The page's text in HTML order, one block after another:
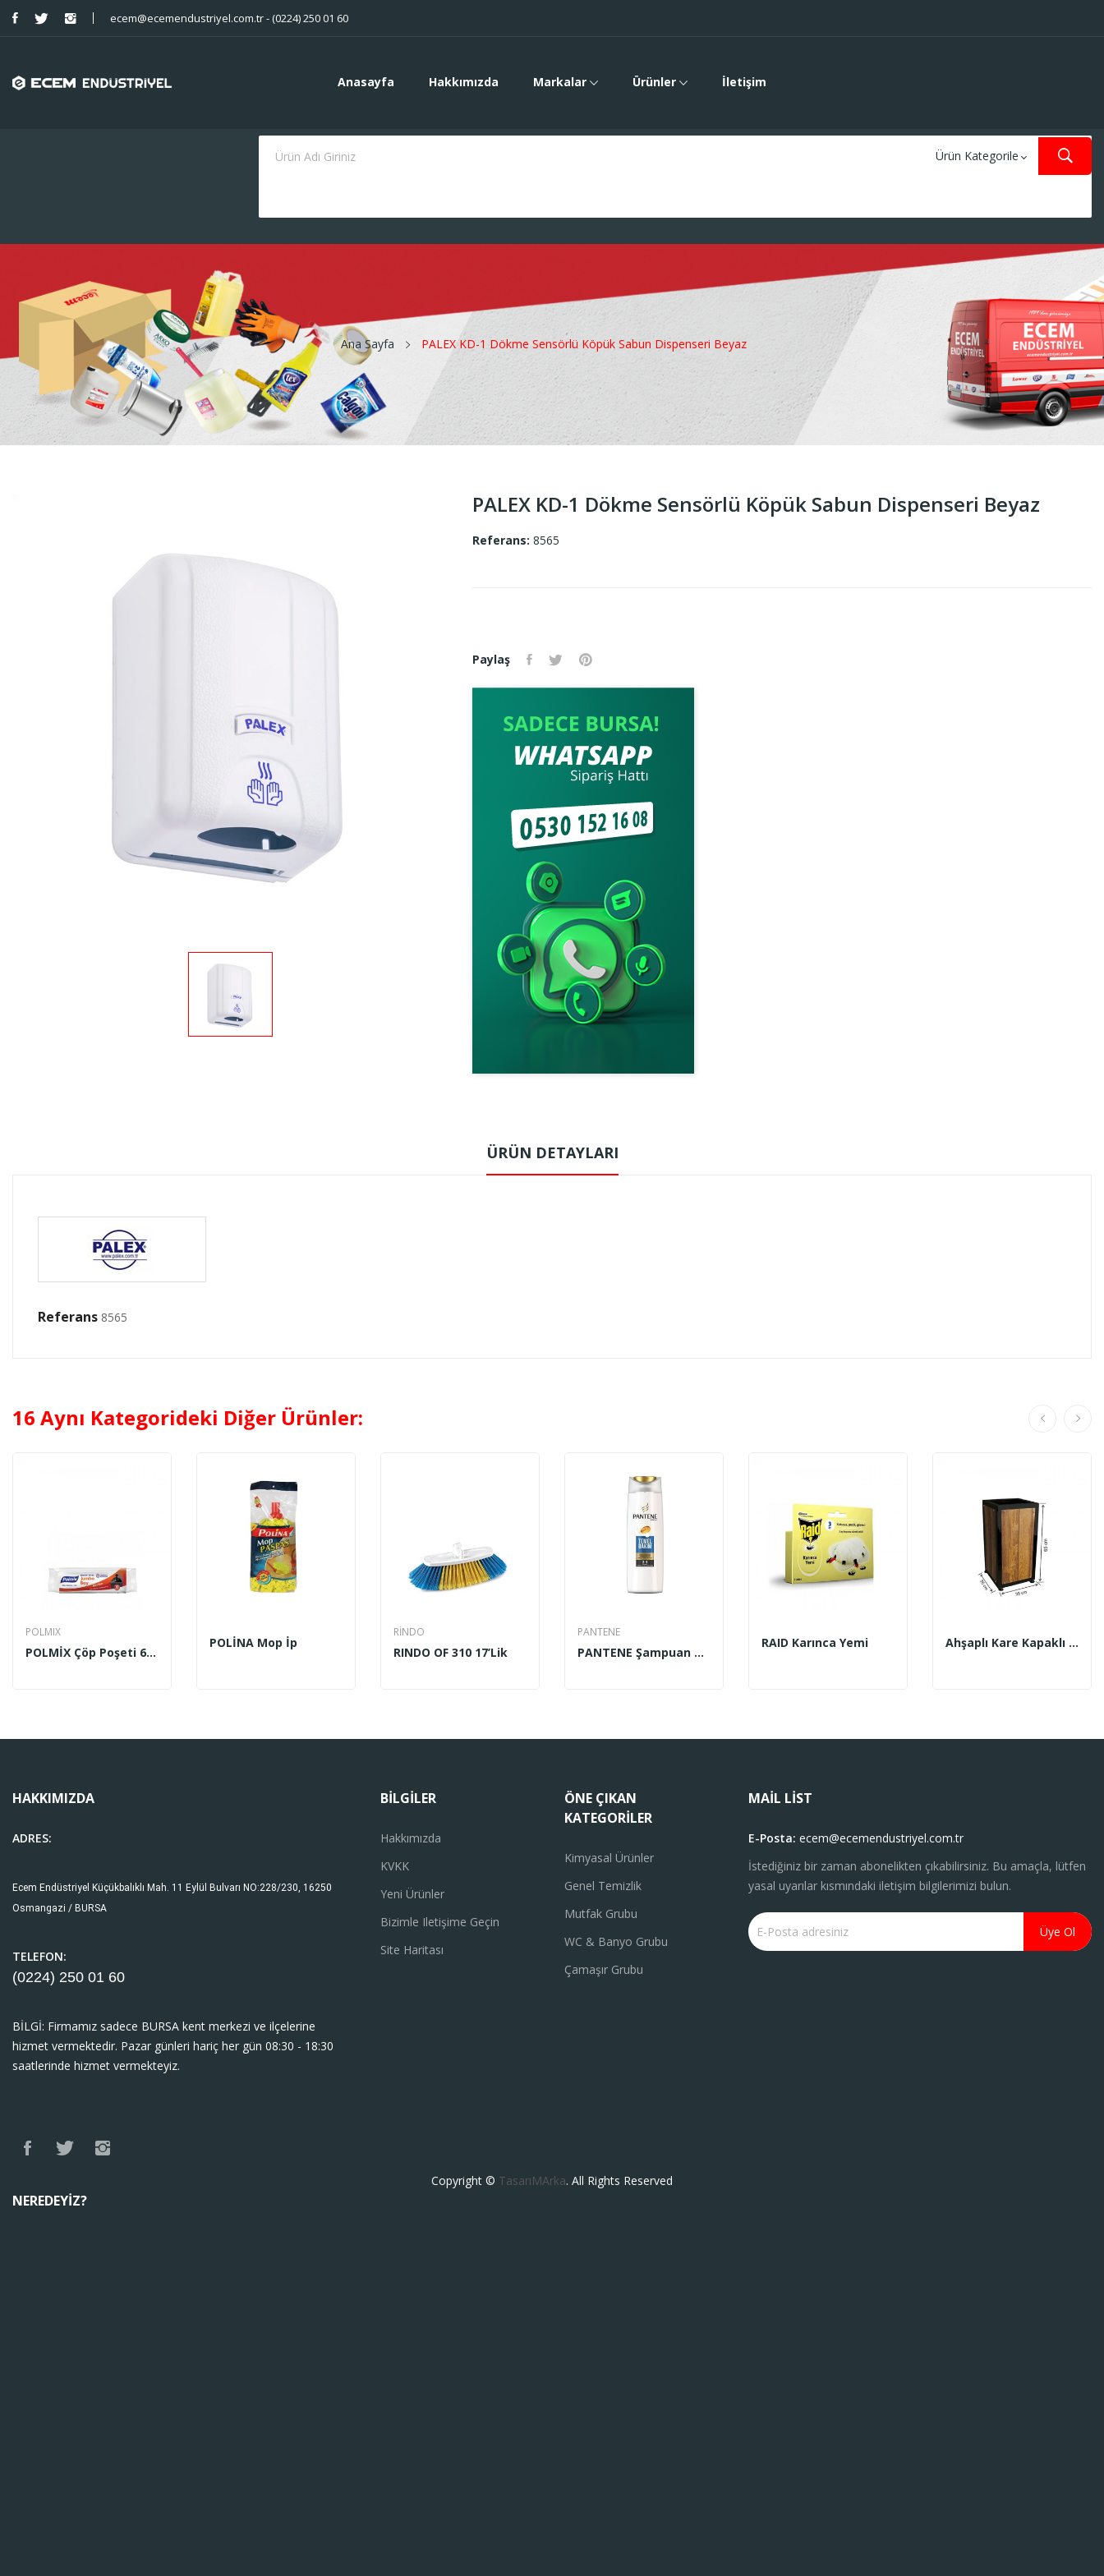
ecem@ecemendustriyel.com.tr - (0224) 250 01 60
Anasayfa Hakkımızda Markalar Ürünler İletişim
Ana Sayfa PALEX KD-1 Dökme Sensörlü Köpük Sabun Dispenseri Beyaz
PALEX KD-1 Dökme Sensörlü Köpük Sabun Dispenseri Beyaz
Referans: 8565
Paylaş
ÜRÜN DETAYLARI
Referans 8565
16 Aynı Kategorideki Diğer Ürünler:
POLMIX
POLMİX Çöp Poşeti 60 MC. Endüstriyel Pro Jumbo...
POLİNA Mop İp
RİNDO
RINDO OF 310 17’lik
PANTENE
PANTENE Şampuan Çeşitleri 500 Ml
RAID Karınca Yemi Ahşaplı Kare Kapaklı Çöp Kovası 28 Lt (1730)
HAKKIMIZDA
ADRES:
Ecem Endüstriyel Küçükbalıklı Mah. 11 Eylül Bulvarı NO:228/230, 16250
Osmangazi / BURSA
TELEFON:
(0224) 250 01 60
BİLGİ: Firmamız sadece BURSA kent merkezi ve ilçelerine
hizmet vermektedir. Pazar günleri hariç her gün 08:30 - 18:30
saatlerinde hizmet vermekteyiz.
BILGILER
Hakkımızda
KVKK
Yeni Ürünler
Bizimle Iletişime Geçin
Site Haritası
ÖNE ÇIKAN
KATEGORILER
Kimyasal Ürünler
Genel Temizlik
Mutfak Grubu
WC & Banyo Grubu
Çamaşır Grubu
MAIL LIST
E-Posta: ecem@ecemendustriyel.com.tr
İstediğiniz bir zaman abonelikten çıkabilirsiniz. Bu amaçla, lütfen
yasal uyarılar kısmındaki iletişim bilgilerimizi bulun.
Copyright © TasarıMArka. All Rights Reserved
NEREDEYIZ?